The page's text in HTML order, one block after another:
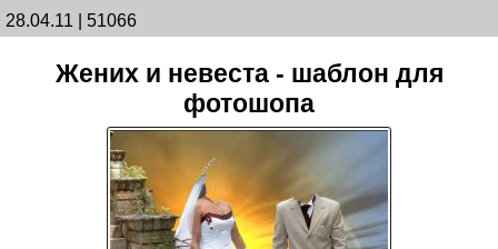
28.04.11 | 51066
Жених и невеста - шаблон для
фотошопа